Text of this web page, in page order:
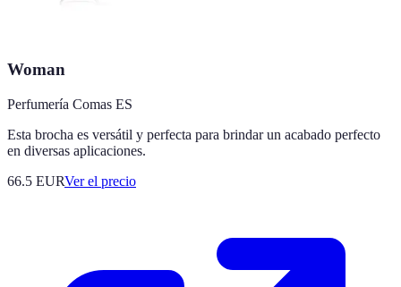
Woman
Perfumería Comas ES
Esta brocha es versátil y perfecta para brindar un acabado perfecto
en diversas aplicaciones.
66.5 EURVer el precio